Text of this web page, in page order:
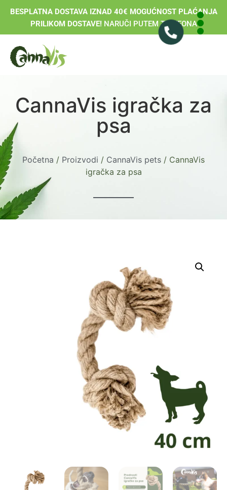
BESPLATNA DOSTAVA IZNAD 40€ MOGUĆNOST PLAĆANJA
PRILIKOM DOSTAVE!NARUČI PUTEM TELEFONA
CannaVis igračka za
psa
Početna / Proizvodi / CannaVis pets / CannaVis
igračka za psa